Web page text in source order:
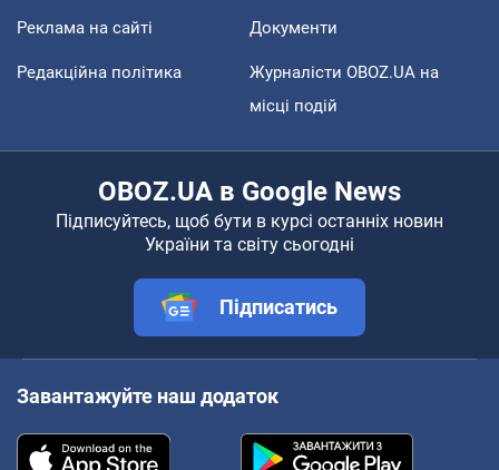
Реклама на сайті Документи
Редакційна політика
Журналісти OBOZ.UA на
місці подій
OBOZ.UA в Google News
Підписуйтесь, щоб бути в курсі останніх новин
України та світу сьогодні
Підписатись
Завантажуйте наш додаток